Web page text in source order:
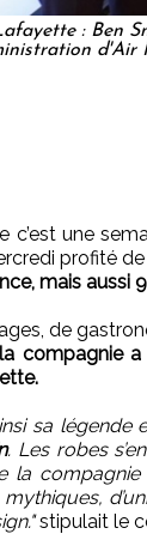
: Ben
d'Air
c’est une
profité de
mais
de
compagnie
sa légende
. Les robes
la compagnie
mythiques,
stipulait le